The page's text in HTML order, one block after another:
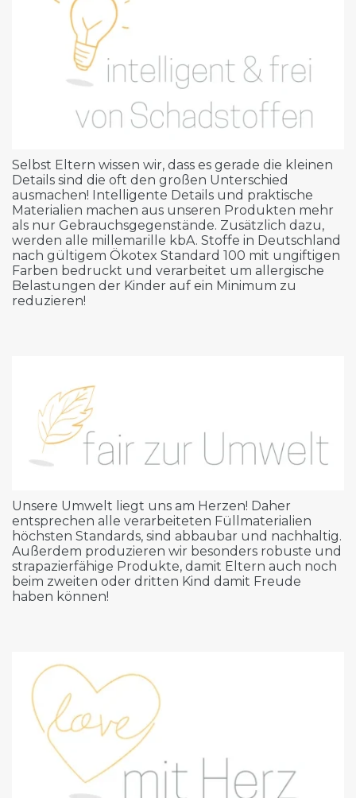
Selbst Eltern wissen wir, dass es gerade die kleinen
Details sind die oft den großen Unterschied
ausmachen! Intelligente Details und praktische
Materialien machen aus unseren Produkten mehr
als nur Gebrauchsgegenstände. Zusätzlich dazu,
werden alle millemarille kbA. Stoffe in Deutschland
nach gültigem Ökotex Standard 100 mit ungiftigen
Farben bedruckt und verarbeitet um allergische
Belastungen der Kinder auf ein Minimum zu
reduzieren!
Unsere Umwelt liegt uns am Herzen! Daher
entsprechen alle verarbeiteten Füllmaterialien
höchsten Standards, sind abbaubar und nachhaltig.
Außerdem produzieren wir besonders robuste und
strapazierfähige Produkte, damit Eltern auch noch
beim zweiten oder dritten Kind damit Freude
haben können!